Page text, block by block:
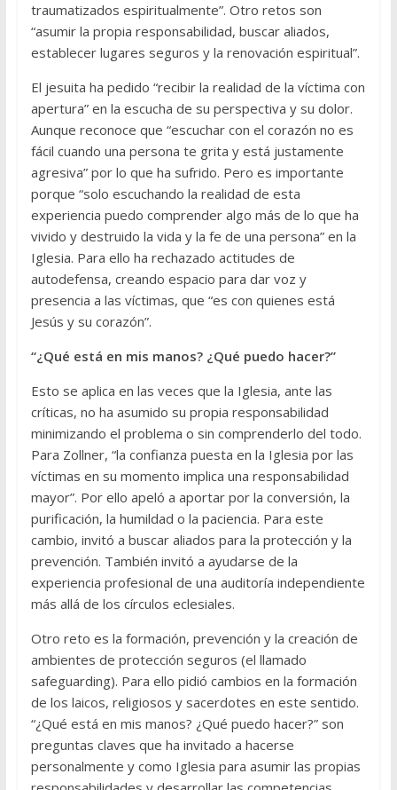
traumatizados espiritualmente”. Otro retos son
“asumir la propia responsabilidad, buscar aliados,
establecer lugares seguros y la renovación espiritual”.
El jesuita ha pedido “recibir la realidad de la víctima con
apertura” en la escucha de su perspectiva y su dolor.
Aunque reconoce que “escuchar con el corazón no es
fácil cuando una persona te grita y está justamente
agresiva” por lo que ha sufrido. Pero es importante
porque “solo escuchando la realidad de esta
experiencia puedo comprender algo más de lo que ha
vivido y destruido la vida y la fe de una persona” en la
Iglesia. Para ello ha rechazado actitudes de
autodefensa, creando espacio para dar voz y
presencia a las víctimas, que “es con quienes está
Jesús y su corazón”.
“¿Qué está en mis manos? ¿Qué puedo hacer?”
Esto se aplica en las veces que la Iglesia, ante las
críticas, no ha asumido su propia responsabilidad
minimizando el problema o sin comprenderlo del todo.
Para Zollner, “la confianza puesta en la Iglesia por las
víctimas en su momento implica una responsabilidad
mayor”. Por ello apeló a aportar por la conversión, la
purificación, la humildad o la paciencia. Para este
cambio, invitó a buscar aliados para la protección y la
prevención. También invitó a ayudarse de la
experiencia profesional de una auditoría independiente
más allá de los círculos eclesiales.
Otro reto es la formación, prevención y la creación de
ambientes de protección seguros (el llamado
safeguarding). Para ello pidió cambios en la formación
de los laicos, religiosos y sacerdotes en este sentido.
“¿Qué está en mis manos? ¿Qué puedo hacer?” son
preguntas claves que ha invitado a hacerse
personalmente y como Iglesia para asumir las propias